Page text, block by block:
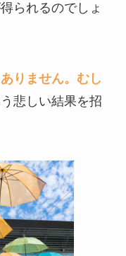
られるのでしょ
りません。むし
悲しい結果を招